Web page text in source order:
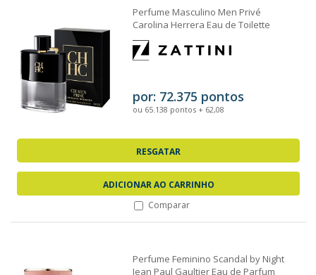
Perfume Masculino Men Privé
Carolina Herrera Eau de Toilette
100ml
por: 72.375 pontos
ou 65.138 pontos + 62,08
RESGATAR
ADICIONAR AO CARRINHO
Comparar
Perfume Feminino Scandal by Night
Jean Paul Gaultier Eau de Parfum